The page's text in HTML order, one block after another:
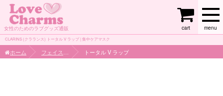
女性のためのラブグッズ通販 menu
cart
CLARINS (クラランス) トータル V ラップ | 集中ケアマスク
ホーム トータル V ラップ